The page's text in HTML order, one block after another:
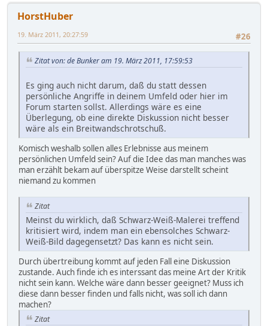
HorstHuber
#26
19. März 2011, 20:27:59
Zitat von: de Bunker am 19. März 2011, 17:59:53
Es ging auch nicht darum, daß du statt dessen
persönliche Angriffe in deinem Umfeld oder hier im
Forum starten sollst. Allerdings wäre es eine
Überlegung, ob eine direkte Diskussion nicht besser
wäre als ein Breitwandschrotschuß.
Komisch weshalb sollen alles Erlebnisse aus meinem
persönlichen Umfeld sein? Auf die Idee das man manches was
man erzählt bekam auf überspitze Weise darstellt scheint
niemand zu kommen
Zitat
Meinst du wirklich, daß Schwarz-Weiß-Malerei treffend
kritisiert wird, indem man ein ebensolches Schwarz-
Weiß-Bild dagegensetzt? Das kann es nicht sein.
Durch übertreibung kommt auf jeden Fall eine Diskussion
zustande. Auch finde ich es interssant das meine Art der Kritik
nicht sein kann. Welche wäre dann besser geeignet? Muss ich
diese dann besser finden und falls nicht, was soll ich dann
machen?
Zitat